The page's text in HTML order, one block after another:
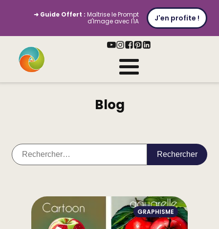
➜ Guide Offert : Maîtrise le Prompt
d'Image avec l'IA
J'en profite !
Blog
Rechercher :
GRAPHISME